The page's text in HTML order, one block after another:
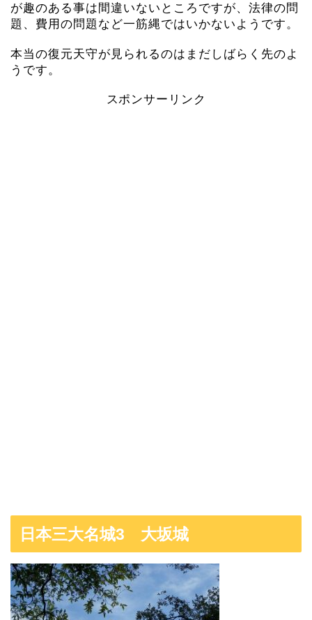
が趣のある事は間違いないところですが、法律の問
題、費用の問題など一筋縄ではいかないようです。
本当の復元天守が見られるのはまだしばらく先のよ
うです。
スポンサーリンク
日本三大名城3 大坂城